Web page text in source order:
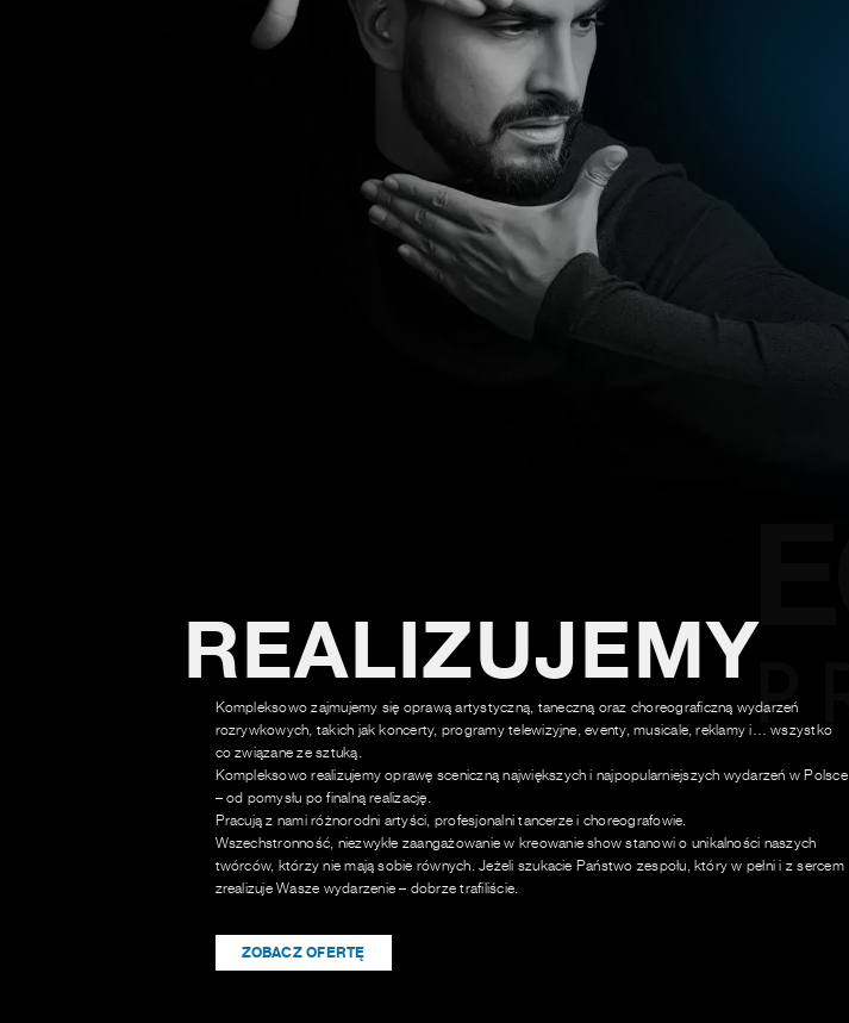
REALIZUJEMY
Kompleksowo zajmujemy się oprawą artystyczną, taneczną oraz choreograficzną wydarzeń
rozrywkowych, takich jak koncerty, programy telewizyjne, eventy, musicale, reklamy i… wszystko
co związane ze sztuką.
Kompleksowo realizujemy oprawę sceniczną największych i najpopularniejszych wydarzeń w Polsce
– od pomysłu po finalną realizację.
Pracują z nami różnorodni artyści, profesjonalni tancerze i choreografowie.
Wszechstronność, niezwykłe zaangażowanie w kreowanie show stanowi o unikalności naszych
twórców, którzy nie mają sobie równych. Jeżeli szukacie Państwo zespołu, który w pełni i z sercem
zrealizuje Wasze wydarzenie – dobrze trafiliście.
ZOBACZ OFERTĘ